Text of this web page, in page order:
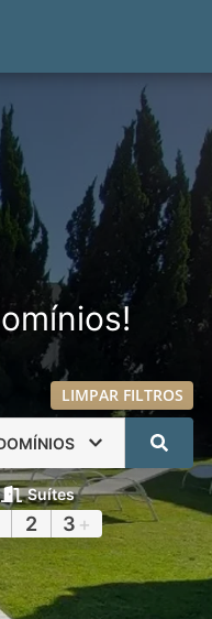
LIMPAR FILTROS
Suítes
2 3 +